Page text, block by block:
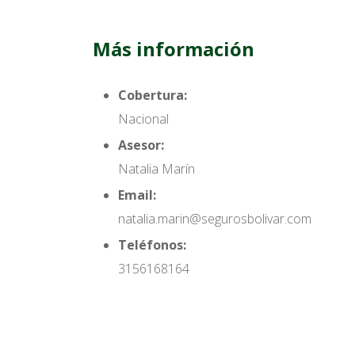
Más información
Cobertura:
Nacional
Asesor:
Natalia Marín
Email:
natalia.marin@segurosbolivar.com
Teléfonos:
3156168164